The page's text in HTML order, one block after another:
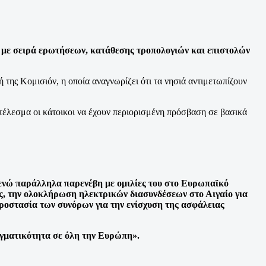
σειρά ερωτήσεων, κατάθεσης τροπολογιών και επιστολών
Κομισιόν, η οποία αναγνωρίζει ότι τα νησιά αντιμετωπίζουν
οι κάτοικοι να έχουν περιορισμένη πρόσβαση σε βασικά
παράλληλα παρενέβη με ομιλίες του στο Ευρωπαϊκό
την ολοκλήρωση ηλεκτρικών διασυνδέσεων στο Αιγαίο για
των συνόρων για την ενίσχυση της ασφάλειας
σε όλη την Ευρώπη».